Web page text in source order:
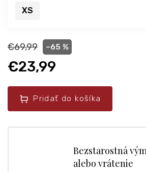
€69,99 –65 %
€23,99
Pridať do košíka
XS
Bezstarostná
alebo vrátenie